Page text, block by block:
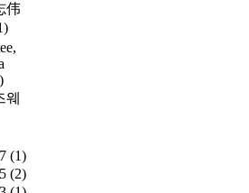
伟
웨
(1)
(2)